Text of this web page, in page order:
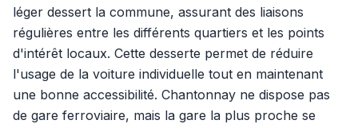
léger dessert la commune, assurant des liaisons
régulières entre les différents quartiers et les points
d'intérêt locaux. Cette desserte permet de réduire
l'usage de la voiture individuelle tout en maintenant
une bonne accessibilité. Chantonnay ne dispose pas
de gare ferroviaire, mais la gare la plus proche se